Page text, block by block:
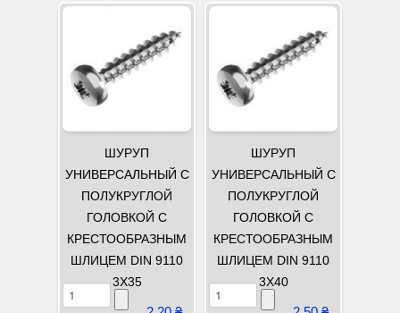
ШУРУП
УНИВЕРСАЛЬНЫЙ С
ПОЛУКРУГЛОЙ
ГОЛОВКОЙ С
КРЕСТООБРАЗНЫМ
ШЛИЦЕМ DIN 9110
3Х35
ШУРУП
УНИВЕРСАЛЬНЫЙ С
ПОЛУКРУГЛОЙ
ГОЛОВКОЙ С
КРЕСТООБРАЗНЫМ
ШЛИЦЕМ DIN 9110
3Х40